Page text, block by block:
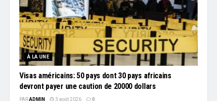
À LA UNE
Visas américains: 50 pays dont 30 pays africains
devront payer une caution de 20000 dollars
PARADMIN 3 août 2026 0